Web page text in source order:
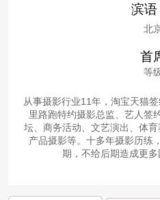
滨语
北
首
等
从事摄影行业11年，淘宝天猫
里路跑特约摄影总监、艺人签
坛、商务活动、文艺演出、体育
产品摄影等。十多年摄影历练
期，不给后期造成更多